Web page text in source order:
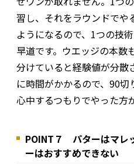
習し、それをラウンドでや
ようになるので、1つの技
早道です。ウエッジの本数
分けていると経験値が分散
に時間がかかるので、90
心中するつもりでやった方
POINT７ パターはマレ
ーはおすすめできない